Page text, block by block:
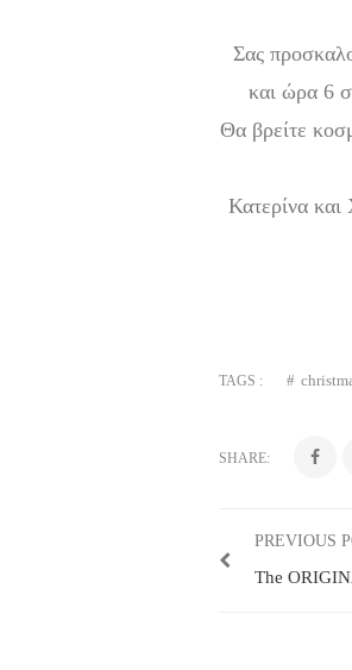
Σας
και ώρα 6
Θα βρείτε
Κατερίνα και
TAGS :
SHARE:
PREVIOUS
The